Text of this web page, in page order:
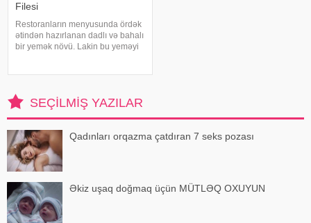
Filesi
Restoranların menyusunda ördək
ətindən hazırlanan dadlı və bahalı
bir yemək növü. Lakin bu yeməyi
v
SEÇILMIŞ YAZILAR
Qadınları orqazma çatdıran 7 seks pozası
Əkiz uşaq doğmaq üçün MÜTLƏQ OXUYUN